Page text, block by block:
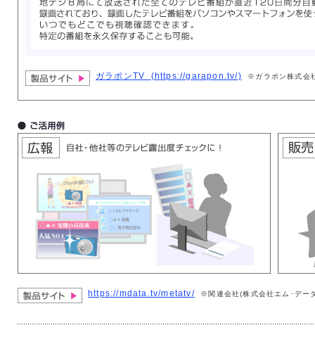
ガラポンTV (https://garapon.tv/) ※ガラポン株式会
https://mdata.tv/metatv/ ※関連会社(株式会社エム･デー